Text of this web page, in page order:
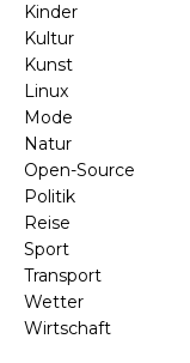
Kinder
Kultur
Kunst
Linux
Mode
Natur
Open-Source
Politik
Reise
Sport
Transport
Wetter
Wirtschaft